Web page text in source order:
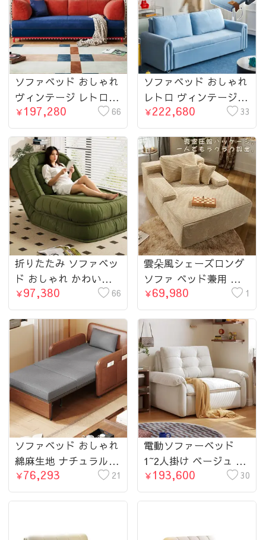
ソファベッド おしゃれ
ヴィンテージ レトロ
デザイン コーデュロイ
風 ファブリック 1人掛
け 2人掛け対応 リビン
グ ワンルーム 来客用
にもおすすめ
￥197,280 66
ソファベッド おしゃれ
レトロ ヴィンテージ
デザイン エアレザー調
1人掛け 2人掛け対応
リビング ワンルーム
来客用にもおすすめ
￥222,680 33
折りたたみ ソファベッ
ド おしゃれ かわいい
コンパクト デザイン 1
人掛け 省スペース ワ
ンルーム リビング 来
客用
￥97,380 66
雲朵風シェーズロング
ソファ ベッド兼用 カ
バー取り外し可能
0002-sofa
￥69,980 1
ソファベッド おしゃれ
綿麻生地 ナチュラルデ
ザイン 実木フレーム
2WAY ソファ兼ベッド
￥76,293 21
電動ソファーベッド
1~2人掛け ベージュ エ
アレザー リクライニン
グ USBポート付 収納付
￥193,600 30